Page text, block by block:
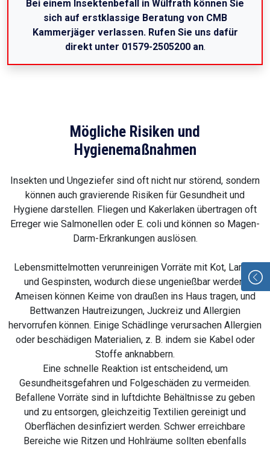
Bei einem Insektenbefall in Wülfrath können Sie
sich auf erstklassige Beratung von CMB
Kammerjäger verlassen. Rufen Sie uns dafür
direkt unter 01579-2505200 an.
Mögliche Risiken und
Hygienemaßnahmen
Insekten und Ungeziefer sind oft nicht nur störend, sondern
können auch gravierende Risiken für Gesundheit und
Hygiene darstellen. Fliegen und Kakerlaken übertragen oft
Erreger wie Salmonellen oder E. coli und können so Magen-
Darm-Erkrankungen auslösen.
Lebensmittelmotten verunreinigen Vorräte mit Kot, Larven
und Gespinsten, wodurch diese ungenießbar werden.
Ameisen können Keime von draußen ins Haus tragen, und
Bettwanzen Hautreizungen, Juckreiz und Allergien
hervorrufen können. Einige Schädlinge verursachen Allergien
oder beschädigen Materialien, z. B. indem sie Kabel oder
Stoffe anknabbern.
Eine schnelle Reaktion ist entscheidend, um
Gesundheitsgefahren und Folgeschäden zu vermeiden.
Befallene Vorräte sind in luftdichte Behältnisse zu geben
und zu entsorgen, gleichzeitig Textilien gereinigt und
Oberflächen desinfiziert werden. Schwer erreichbare
Bereiche wie Ritzen und Hohlräume sollten ebenfalls